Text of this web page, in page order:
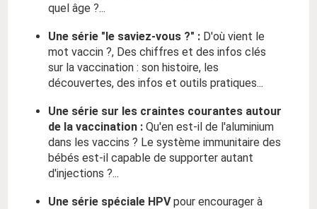
quel âge ?...
Une série "le saviez-vous ?" : D'où vient le
mot vaccin ?, Des chiffres et des infos clés
sur la vaccination : son histoire, les
découvertes, des infos et outils pratiques...
Une série sur les craintes courantes autour
de la vaccination : Qu'en est-il de l'aluminium
dans les vaccins ? Le système immunitaire des
bébés est-il capable de supporter autant
d'injections ?...
Une série spéciale HPVpour encourager à